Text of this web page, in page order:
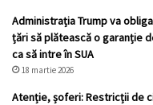
Administrația Trump va
țări să plătească o garanție
ca să intre în SUA
18 martie 2026
Atenție, șoferi: Restricții de